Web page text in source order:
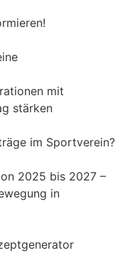
mit
stärken
im Sportverein?
2025 bis 2027 –
in